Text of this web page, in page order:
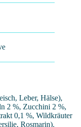
Leber, Hälse),
2 %, Zucchini 2 %,
0,1 %, Wildkräuter
Rosmarin).